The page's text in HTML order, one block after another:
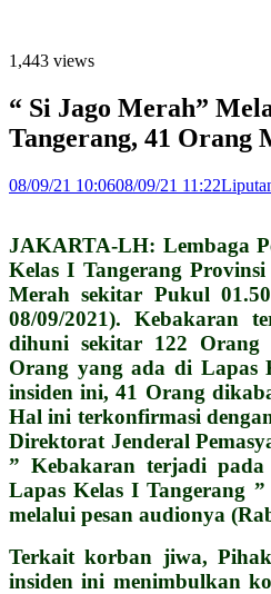
1,443 views
“ Si Jago Merah”
Tangerang, 41 Orang
08/09/21 10:0608/09/21 11:22
JAKARTA-LH: Lembaga
Kelas I Tangerang
Merah sekitar Pukul
08/09/2021). Kebakaran
dihuni sekitar 122
Orang yang ada di Lapas
insiden ini, 41 Orang
Hal ini terkonfirmasi
Direktorat Jenderal
” Kebakaran terjadi
Lapas Kelas I Tangerang
melalui pesan audionya
Terkait korban jiwa,
insiden ini menimbulkan